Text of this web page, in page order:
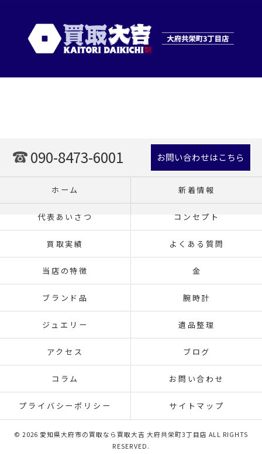
090-8473-6001 お問い合わせはこちら
ホーム 新着情報
代表あいさつ コンセプト
買取実績 よくある質問
当店の特徴 金
ブランド品 腕時計
ジュエリー 遺品整理
アクセス ブログ
コラム お問い合わせ
プライバシーポリシー サイトマップ
© 2026 愛知県大府市の買取なら買取大吉 大府共栄町3丁目店 ALL RIGHTS
RESERVED.